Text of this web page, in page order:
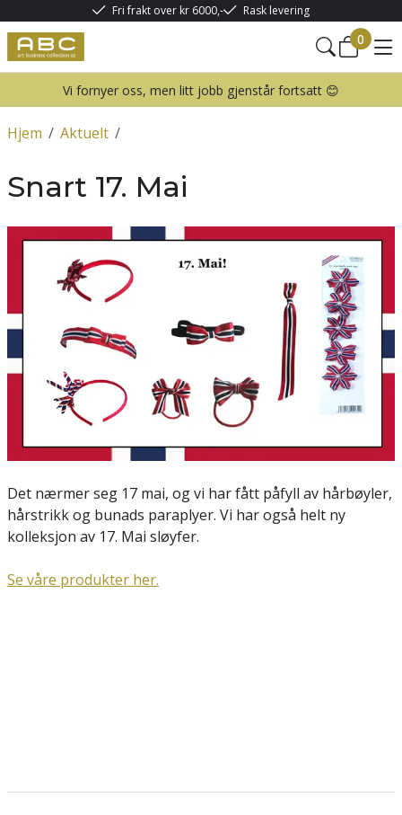
Fri frakt over kr 6000,- Rask levering
0
Vi fornyer oss, men litt jobb gjenstår fortsatt 😊
/
Hjem /
Aktuelt
Snart 17. Mai
Det nærmer seg 17 mai, og vi har fått påfyll av hårbøyler,
hårstrikk og bunads paraplyer. Vi har også helt ny
kolleksjon av 17. Mai sløyfer.
Se våre produkter her.